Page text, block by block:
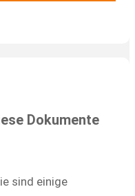
Dokumente
sind einige